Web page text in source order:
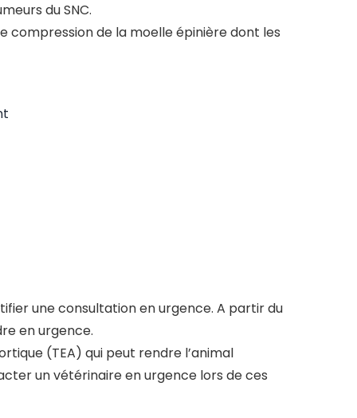
du SNC.
compression de la moelle épinière dont les
une consultation en urgence. A partir du
en urgence.
(TEA) qui peut rendre l’animal
un vétérinaire en urgence lors de ces